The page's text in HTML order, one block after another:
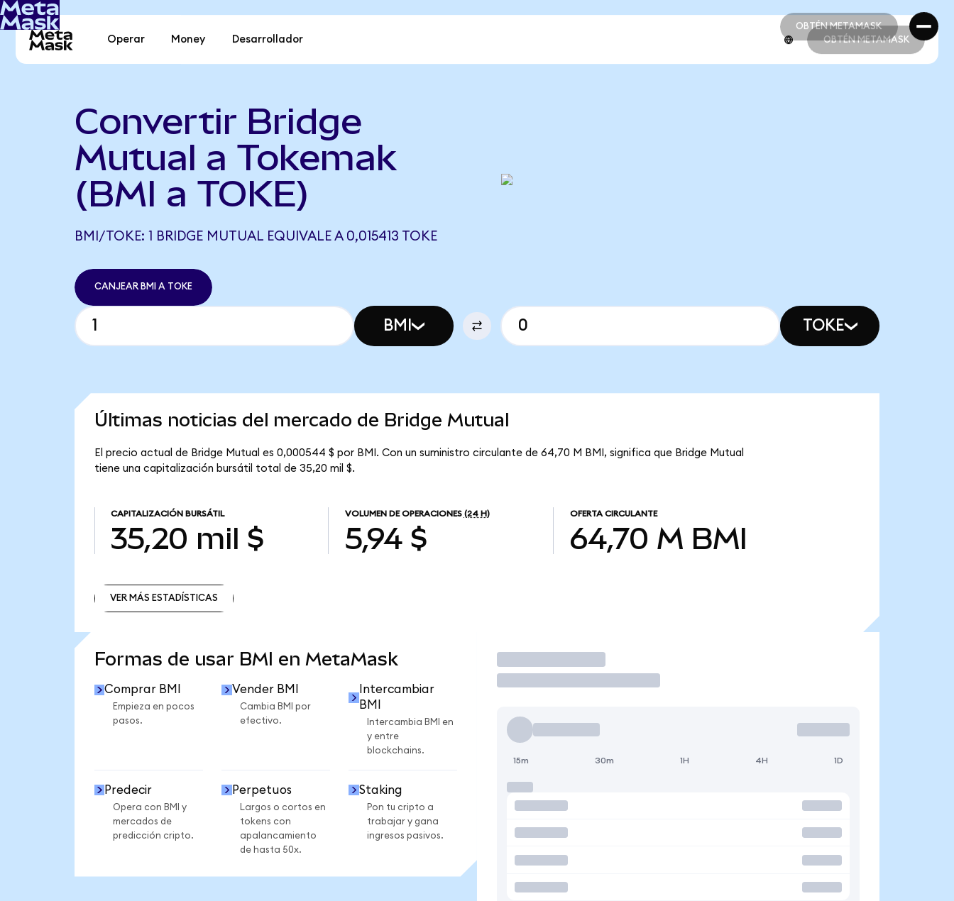
OBTÉN METAMASK
OBTÉN METAMASK
Operar Money Desarrollador OBTÉN METAMASK
Convertir Bridge
Mutual a Tokemak
(BMI a TOKE)
BMI/TOKE: 1 BRIDGE MUTUAL EQUIVALE A 0,015413 TOKE
CANJEAR BMI A TOKE
BMI TOKE
Últimas noticias del mercado de Bridge Mutual
El precio actual de Bridge Mutual es 0,000544 $ por BMI. Con un suministro circulante de 64,70 M BMI, significa que Bridge Mutual
tiene una capitalización bursátil total de 35,20 mil $.
CAPITALIZACIÓN BURSÁTIL
35,20 mil $
VOLUMEN DE OPERACIONES (24 H)
5,94 $
OFERTA CIRCULANTE
64,70 M BMI
VER MÁS ESTADÍSTICAS
Formas de usar BMI en MetaMask
Comprar BMI
Empieza en pocos
pasos.
Vender BMI
Cambia BMI por
efectivo.
Intercambiar
BMI
Intercambia BMI en
y entre
blockchains.
Predecir
Opera con BMI y
mercados de
predicción cripto.
Perpetuos
Largos o cortos en
tokens con
apalancamiento
de hasta 50x.
Staking
Pon tu cripto a
trabajar y gana
ingresos pasivos.
Operar
15m 30m 1H 4H 1D